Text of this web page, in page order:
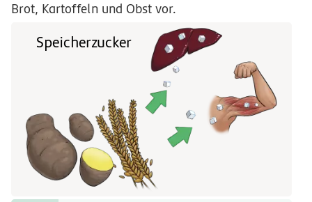
Brot, Kartoffeln und Obst vor.
Speicherzucker